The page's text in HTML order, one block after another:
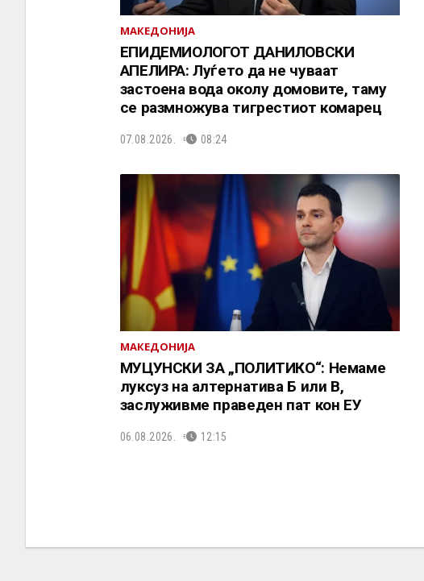
МАКЕДОНИЈА
EПИДЕМИОЛОГОТ ДАНИЛОВСКИ
АПЕЛИРА: Луѓето да не чуваат
застоена вода околу домовите, таму
се размножува тигрестиот комарец
07.08.2026. 08:24
МАКЕДОНИЈА
МУЦУНСКИ ЗА „ПОЛИТИКО“: Немаме
луксуз на алтернатива Б или В,
заслуживме праведен пат кон ЕУ
06.08.2026. 12:15